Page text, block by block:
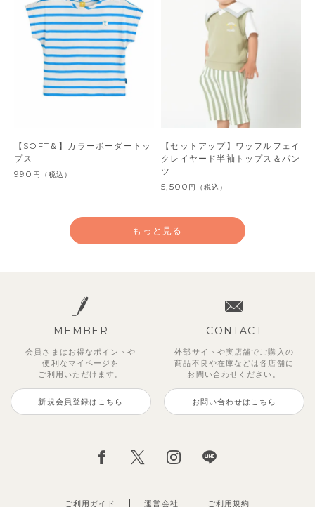
【SOFT＆】カラーボーダートッ
プス
990 円 （税込）
【セットアップ】ワッフルフェイ
クレイヤード半袖トップス＆パン
ツ
5,500 円 （税込）
990円 （税込）
3,850
（税込）
もっと見る
MEMBER
会員さまはお得なポイントや
便利な マイページを
ご利用いただけます。
新規会員登録はこちら
CONTACT
外部サイトや実店舗でご購入の
商品不良や在庫などは各店舗に
お問い合わせください。
お問い合わせはこちら
ご利用ガイド 運営会社 ご利用規約